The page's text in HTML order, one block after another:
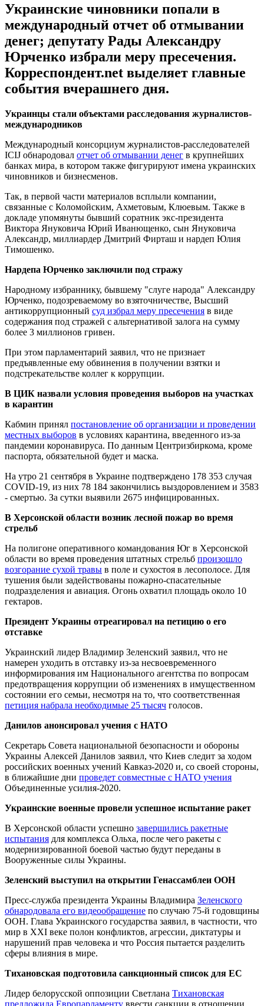
Украинские чиновники попали в
международный отчет об отмывании
денег; депутату Рады Александру
Юрченко избрали меру пресечения.
Корреспондент.net выделяет главные
события вчерашнего дня.
Украинцы стали объектами расследования журналистов-
международников
Международный консорциум журналистов-расследователей
ICIJ обнародовал отчет об отмывании денег в крупнейших
банках мира, в котором также фигурируют имена украинских
чиновников и бизнесменов.
Так, в первой части материалов всплыли компании,
связанные с Коломойским, Ахметовым, Клюевым. Также в
докладе упомянуты бывший соратник экс-президента
Виктора Януковича Юрий Иванющенко, сын Януковича
Александр, миллиардер Дмитрий Фирташ и нардеп Юлия
Тимошенко.
Нардепа Юрченко заключили под стражу
Народному избраннику, бывшему "слуге народа" Александру
Юрченко, подозреваемому во взяточничестве, Высший
антикоррупционный суд избрал меру пресечения в виде
содержания под стражей с альтернативой залога на сумму
более 3 миллионов гривен.
При этом парламентарий заявил, что не признает
предъявленные ему обвинения в получении взятки и
подстрекательстве коллег к коррупции.
В ЦИК назвали условия проведения выборов на участках
в карантин
Кабмин принял постановление об организации и проведении
местных выборов в условиях карантина, введенного из-за
пандемии коронавируса. По данным Центризбиркома, кроме
паспорта, обязательной будет и маска.
На утро 21 сентября в Украине подтверждено 178 353 случая
COVID-19, из них 78 184 закончились выздоровлением и 3583
- смертью. За сутки выявили 2675 инфицированных.
В Херсонской области возник лесной пожар во время
стрельб
На полигоне оперативного командования Юг в Херсонской
области во время проведения штатных стрельб произошло
возгорание сухой травы в поле и сухостоя в лесополосе. Для
тушения были задействованы пожарно-спасательные
подразделения и авиация. Огонь охватил площадь около 10
гектаров.
Президент Украины отреагировал на петицию о его
отставке
Украинский лидер Владимир Зеленский заявил, что не
намерен уходить в отставку из-за несвоевременного
информирования им Национального агентства по вопросам
предотвращения коррупции об изменениях в имущественном
состоянии его семьи, несмотря на то, что соответственная
петиция набрала необходимые 25 тысяч голосов.
Данилов анонсировал учения с НАТО
Секретарь Совета национальной безопасности и обороны
Украины Алексей Данилов заявил, что Киев следит за ходом
российских военных учений Кавказ-2020 и, со своей стороны,
в ближайшие дни проведет совместные с НАТО учения
Объединенные усилия-2020.
Украинские военные провели успешное испытание ракет
В Херсонской области успешно завершились ракетные
испытания для комплекса Ольха, после чего ракеты с
модернизированной боевой частью будут переданы в
Вооруженные силы Украины.
Зеленский выступил на открытии Генассамблеи ООН
Пресс-служба президента Украины Владимира Зеленского
обнародовала его видеообращение по случаю 75-й годовщины
ООН. Глава Украинского государства заявил, в частности, что
мир в XXI веке полон конфликтов, агрессии, диктатуры и
нарушений прав человека и что Россия пытается разделить
сферы влияния в мире.
Тихановская подготовила санкционный список для ЕС
Лидер белорусской оппозиции Светлана Тихановская
предложила Европарламенту ввести санкции в отношении